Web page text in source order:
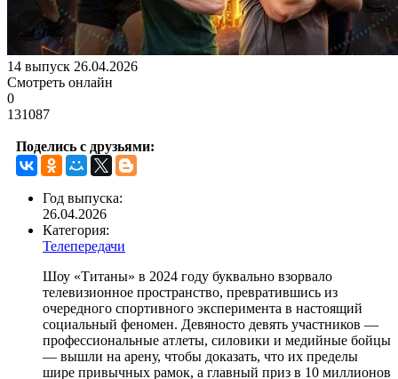
14 выпуск 26.04.2026
Смотреть онлайн
0
131087
Поделись с друзьями:
Год выпуска:
26.04.2026
Категория:
Телепередачи
Шоу «Титаны» в 2024 году буквально взорвало
телевизионное пространство, превратившись из
очередного спортивного эксперимента в настоящий
социальный феномен. Девяносто девять участников —
профессиональные атлеты, силовики и медийные бойцы
— вышли на арену, чтобы доказать, что их пределы
шире привычных рамок, а главный приз в 10 миллионов